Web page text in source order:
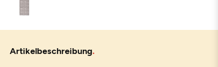
Artikelbeschreibung